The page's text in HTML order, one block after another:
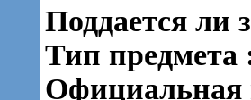
Поддается ли
Тип